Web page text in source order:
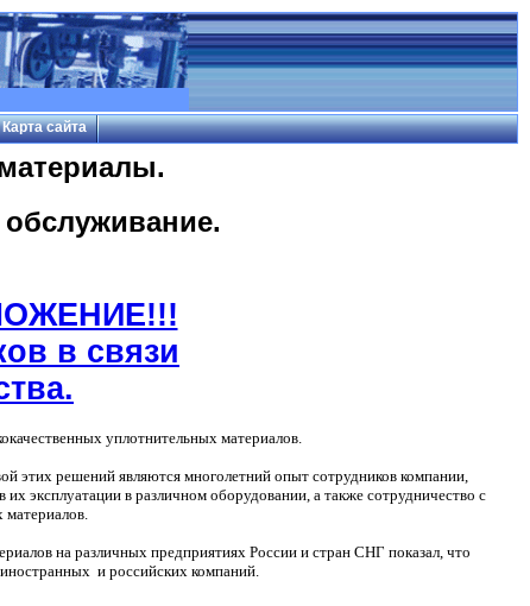
Карта сайта
в связи
уплотнительных материалов.
этих решений являются многолетний опыт сотрудников компании,
эксплуатации в различном оборудовании, а также сотрудничество с
на различных предприятиях России и стран СНГ показал, что
и российских компаний.